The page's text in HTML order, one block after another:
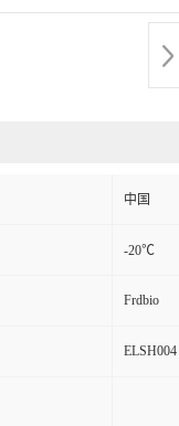
中国
-20℃
Frdbio
ELSH004